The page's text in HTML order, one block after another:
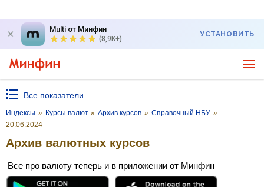
Multi от Минфин
(8,9K+)
УСТАНОВИТЬ
Все показатели
Индексы » Курсы валют » Архив курсов » Справочный НБУ »
20.06.2024
Архив валютных курсов
Все про валюту теперь и в приложении от Минфин